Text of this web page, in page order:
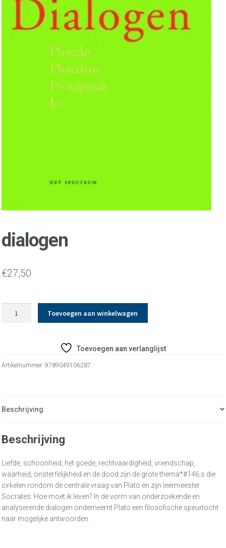
dialogen
€27,50
Toevoegen aan winkelwagen
Toevoegen aan verlanglijst
Artikelnummer: 9789049106287
Beschrijving
Beschrijving
Liefde, schoonheid, het goede, rechtvaardigheid, vriendschap,
waarheid, onsterfelijkheid en de dood zijn de grote thema*#146;s die
cirkelen rondom de centrale vraag van Plato en zijn leermeester
Socrates: Hoe moet ik leven? In de vorm van onderzoekende en
analyserende dialogen onderneemt Plato een filosofische speurtocht
naar mogelijke antwoorden.